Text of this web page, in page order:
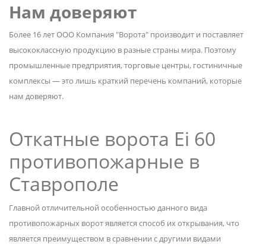
Нам доверяют
Более 16 лет ООО Компания "Ворота" производит и поставляет
высококлассную продукцию в разные страны мира. Поэтому
промышленные предприятия, торговые центры, гостиничные
комплексы — это лишь краткий перечень компаний, которые
нам доверяют.
Откатные ворота Ei 60
противопожарные в
Ставрополе
Главной отличительной особенностью данного вида
противопожарных ворот является способ их открывания, что
является преимуществом в сравнении с другими видами